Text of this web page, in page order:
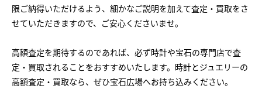
限ご納得いただけるよう、細かなご説明を加えて査定・買取をさ
せていただきますので、ご安心くださいませ。
高額査定を期待するのであれば、必ず時計や宝石の専門店で査
定・買取されることをおすすめいたします。時計とジュエリーの
高額査定・買取なら、ぜひ宝石広場へお持ち込みください。